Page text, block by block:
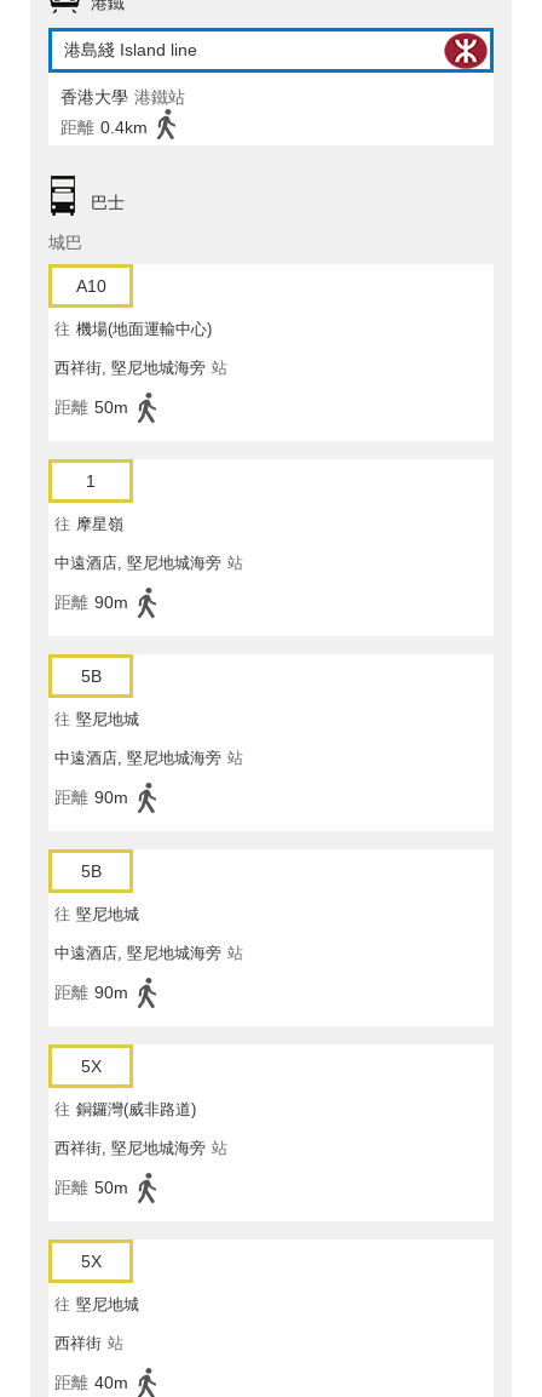
港島綫 Island line
香港大學 港鐵站
距離 0.4km
巴士
城巴
A10
往 機場(地面運輸中心)
西祥街, 堅尼地城海旁 站
距離 50m
1
往 摩星嶺
中遠酒店, 堅尼地城海旁 站
距離 90m
5B
往 堅尼地城
中遠酒店, 堅尼地城海旁 站
距離 90m
5B
往 堅尼地城
中遠酒店, 堅尼地城海旁 站
距離 90m
5X
往 銅鑼灣(威非路道)
西祥街, 堅尼地城海旁 站
距離 50m
5X
往 堅尼地城
西祥街 站
距離 40m